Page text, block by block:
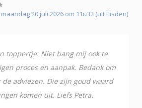
20 juli 2026 om 11u32 (uit Eisden)
toppertje. Niet bang mij ook te
proces en aanpak. Bedank om
adviezen. Die zijn goud waard
komen uit. Liefs Petra.